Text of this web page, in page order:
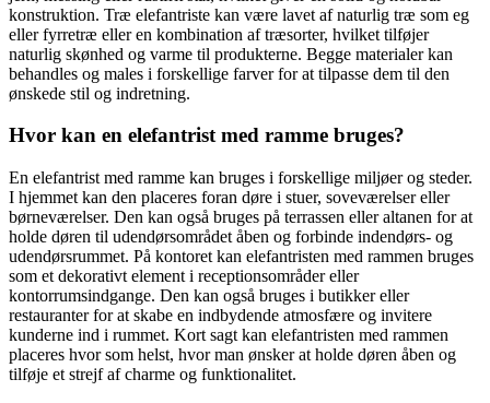
konstruktion. Træ elefantriste kan være lavet af naturlig træ som eg
eller fyrretræ eller en kombination af træsorter, hvilket tilføjer
naturlig skønhed og varme til produkterne. Begge materialer kan
behandles og males i forskellige farver for at tilpasse dem til den
ønskede stil og indretning.
Hvor kan en elefantrist med ramme bruges?
En elefantrist med ramme kan bruges i forskellige miljøer og steder.
I hjemmet kan den placeres foran døre i stuer, soveværelser eller
børneværelser. Den kan også bruges på terrassen eller altanen for at
holde døren til udendørsområdet åben og forbinde indendørs- og
udendørsrummet. På kontoret kan elefantristen med rammen bruges
som et dekorativt element i receptionsområder eller
kontorrumsindgange. Den kan også bruges i butikker eller
restauranter for at skabe en indbydende atmosfære og invitere
kunderne ind i rummet. Kort sagt kan elefantristen med rammen
placeres hvor som helst, hvor man ønsker at holde døren åben og
tilføje et strejf af charme og funktionalitet.